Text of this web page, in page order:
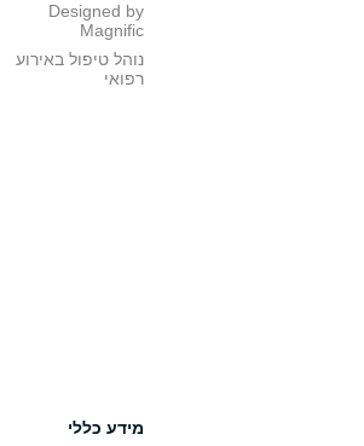
Designed by
Magnific
נוהל טיפול באירוע
רפואי
מידע כללי